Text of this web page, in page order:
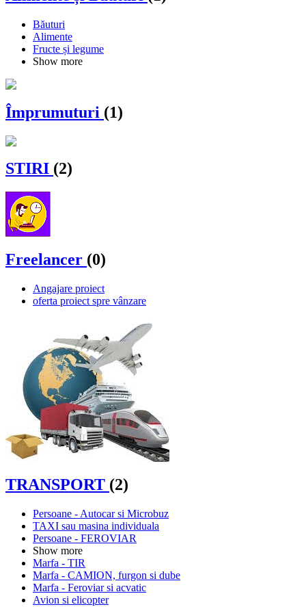
Băuturi
Alimente
Fructe și legume
Show more
Împrumuturi (1)
STIRI (2)
Freelancer (0)
Angajare proiect
oferta proiect spre vânzare
TRANSPORT (2)
Persoane - Autocar si Microbuz
TAXI sau masina individuala
Persoane - FEROVIAR
Show more
Marfa - TIR
Marfa - CAMION, furgon si dube
Marfa - Feroviar si acvatic
Avion si elicopter